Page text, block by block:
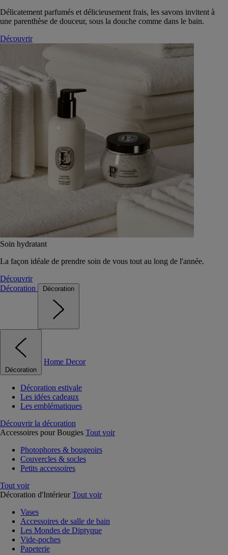
Délicatement parfumés et délicieusement frais, les savons invitent à
une parenthèse de douceur, sous la douche comme dans le bain.
Découvrir
Soin hydratant
La façon idéale de prendre soin de vous tout au long de l'année.
Découvrir
Décoration
Décoration
Décoration
Home Decor
Décoration estivale
Les idées cadeaux
Les emblématiques
Découvrir la décoration
Accessoires pour Bougies Tout voir
Photophores & bougeoirs
Couvercles & socles
Petits accessoires
Tout voir
Décoration d'Intérieur Tout voir
Vases
Accessoires de salle de bain
Les Mondes de Diptyque
Vide-poches
Papeterie